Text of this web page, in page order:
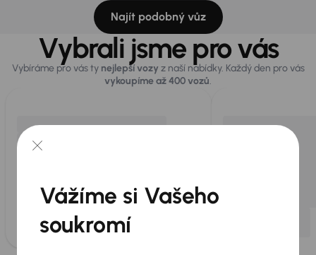
Najít podobný vůz
Vybrali jsme pro vás
Vybíráme pro vás ty nejlepší vozy z naší nabídky. Každý den pro vás
vykoupíme až 400 vozů.
Vážíme si Vašeho
soukromí